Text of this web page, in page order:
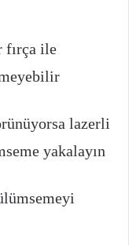
fırça ile
lazerli
yakalayın